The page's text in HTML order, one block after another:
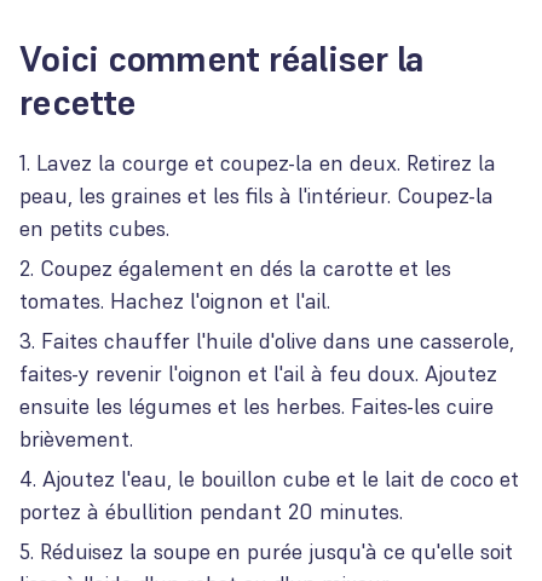
Voici comment réaliser la
recette
Lavez la courge et coupez-la en deux. Retirez la
peau, les graines et les fils à l'intérieur. Coupez-la
en petits cubes.
Coupez également en dés la carotte et les
tomates. Hachez l'oignon et l'ail.
Faites chauffer l'huile d'olive dans une casserole,
faites-y revenir l'oignon et l'ail à feu doux. Ajoutez
ensuite les légumes et les herbes. Faites-les cuire
brièvement.
Ajoutez l'eau, le bouillon cube et le lait de coco et
portez à ébullition pendant 20 minutes.
Réduisez la soupe en purée jusqu'à ce qu'elle soit